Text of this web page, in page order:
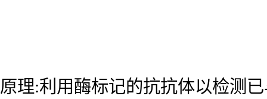
原理:利用酶标记的抗抗体以检测